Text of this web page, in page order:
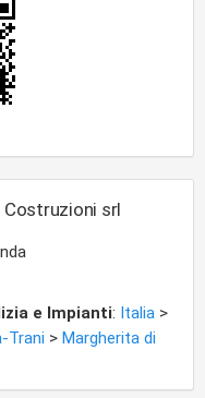
srl
e Impianti: Italia >
Trani > Margherita di